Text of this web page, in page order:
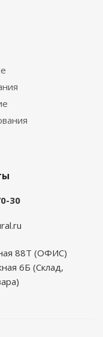
30
88Т (ОФИС)
6Б (Склад,